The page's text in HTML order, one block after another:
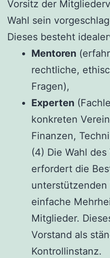
Vorsitz der
Wahl sein
Dieses besteht
Mentoren
rechtliche,
Fragen),
Experten
konkreten
Finanzen,
(4) Die Wahl
erfordert die
unterstützenden
einfache
Mitglieder.
Vorstand als
Kontrollinstanz.